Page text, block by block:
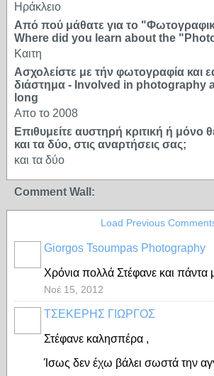
Ηράκλειο
Από πού μάθατε για το
Where did you learn about the
Καιτη
Ασχολείστε με τήν φωτογραφία και
διάστημα - Involved in photography
long
Απο το 2008
Επιθυμείτε αυστηρή κριτική ή μόνο
και τα δύο, στις αναρτήσεις σας;
και τα δύο
Comment Wall:
Load Previous
Giorgos Tsoumpas Photography
Χρόνια πολλά Στέφανε και πάντα
Νοέ 15, 2012
ΤΣΕΚΕΡΗΣ ΓΙΩΡΓΟΣ
Στέφανε καλησπέρα ,
Ίσως δεν έχω βάλει σωστά την